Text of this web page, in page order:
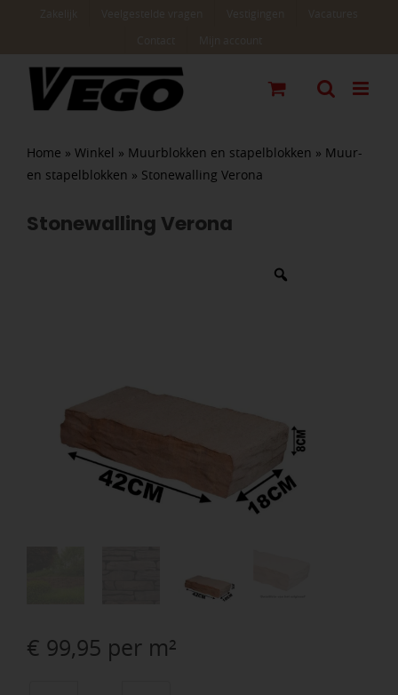
Home » Winkel » Muurblokken en stapelblokken » Muur-
en stapelblokken » Stonewalling Verona
Stonewalling Verona
€ 99,95 per m²